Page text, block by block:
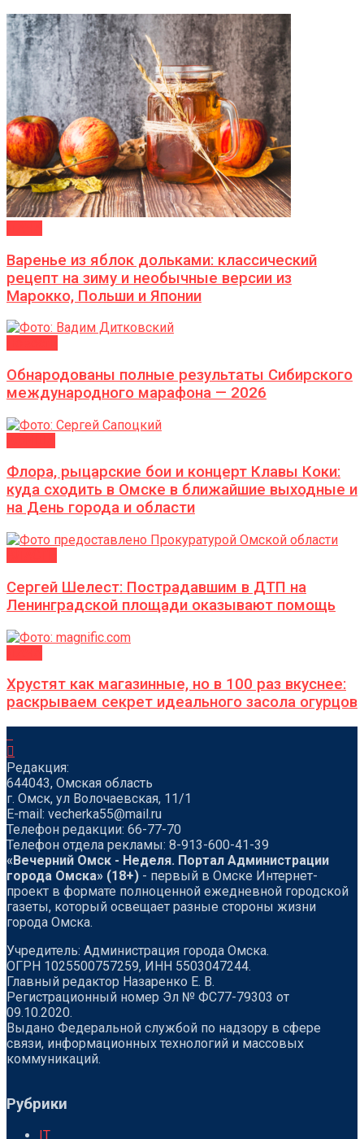
Варенье из яблок дольками: классический
рецепт на зиму и необычные версии из
Марокко, Польши и Японии
Обнародованы полные результаты Сибирского
международного марафона — 2026
Флора, рыцарские бои и концерт Клавы Коки:
куда сходить в Омске в ближайшие выходные и
на День города и области
Сергей Шелест: Пострадавшим в ДТП на
Ленинградской площади оказывают помощь
Хрустят как магазинные, но в 100 раз вкуснее:
раскрываем секрет идеального засола огурцов
Редакция:
644043, Омская область
г. Омск, ул Волочаевская, 11/1
Е-mail: vecherka55@mail.ru
Телефон редакции: 66-77-70
Телефон отдела рекламы: 8-913-600-41-39
«Вечерний Омск - Неделя. Портал Администрации
города Омска» (18+) - первый в Омске Интернет-
проект в формате полноценной ежедневной городской
газеты, который освещает разные стороны жизни
города Омска.
Учредитель: Администрация города Омска.
ОГРН 1025500757259, ИНН 5503047244.
Главный редактор Назаренко Е. В.
Регистрационный номер Эл № ФС77-79303 от
09.10.2020.
Выдано Федеральной службой по надзору в сфере
связи, информационных технологий и массовых
коммуникаций.
Рубрики
IT